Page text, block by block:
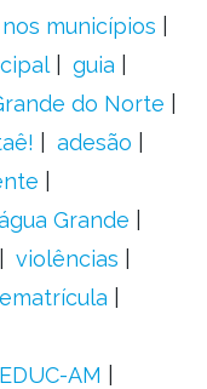
nos municípios
guia
do Norte
adesão
Grande
violências
AM